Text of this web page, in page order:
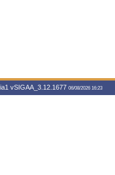
vSIGAA_3.12.1677 06/08/2026 16:23